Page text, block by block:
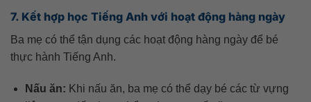
7. Kết hợp học Tiếng Anh với hoạt động hàng ngày
Ba mẹ có thể tận dụng các hoạt động hàng ngày để bé
thực hành Tiếng Anh.
Nấu ăn: Khi nấu ăn, ba mẹ có thể dạy bé các từ vựng